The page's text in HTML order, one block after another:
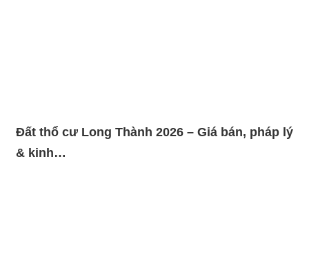
Đất thổ cư Long Thành 2026 – Giá bán, pháp lý
& kinh…